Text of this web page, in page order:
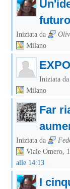
futuro
Iniziata da
Milano
Iniziata da
Milano
Far
Iniziata da
Viale Omero,
alle 14:13
I